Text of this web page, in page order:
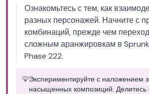
Ознакомьтесь с тем, как
разных персонажей. Начните с
комбинаций, прежде чем
сложным аранжировкам в
Phase 222.
💡Экспериментируйте с наложением
насыщенных композиций. Делитесь